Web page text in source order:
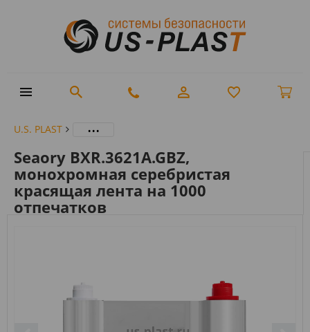
U.S. PLAST ...
Seaory BXR.3621A.GBZ,
монохромная серебристая
красящая лента на 1000
отпечатков